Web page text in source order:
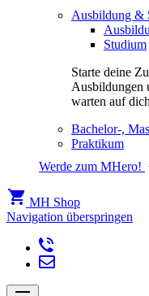
Ausbildung &
Studium
Starte deine
Ausbildungen
warten auf
Bachelor-,
Praktikum
Werde zum MHero!
MH Shop
Navigation überspringen